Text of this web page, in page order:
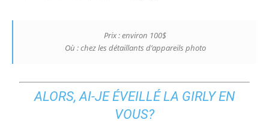
Prix : environ 100$
Où : chez les détaillants d’appareils photo
ALORS, AI-JE ÉVEILLÉ LA GIRLY EN
VOUS?